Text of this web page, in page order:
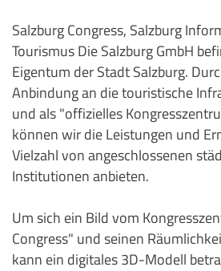
Salzburg Congress, Salzburg
Tourismus Die Salzburg GmbH
Eigentum der Stadt Salzburg.
Anbindung an die touristische
und als "offizielles
können wir die Leistungen und
Vielzahl von angeschlossenen
Institutionen anbieten.
Um sich ein Bild vom
Congress" und seinen
kann ein digitales 3D-Modell